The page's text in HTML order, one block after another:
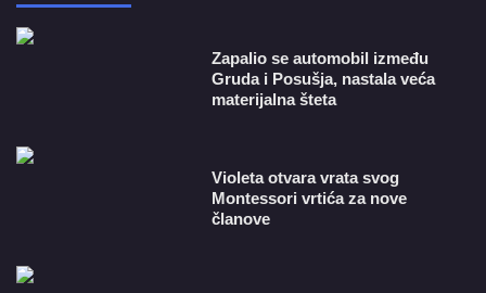
Zapalio se automobil između
Gruda i Posušja, nastala veća
materijalna šteta
Violeta otvara vrata svog
Montessori vrtića za nove
članove